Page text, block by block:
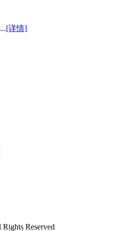
[详情]
Reserved